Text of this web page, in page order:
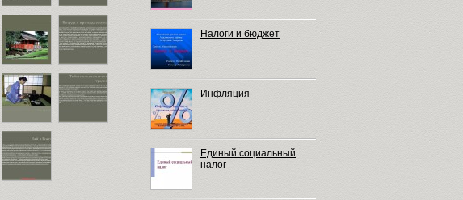
Налоги и бюджет
Инфляция
Единый социальный
налог